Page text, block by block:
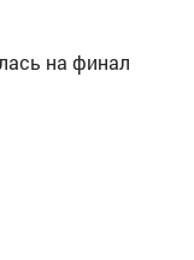
на финал